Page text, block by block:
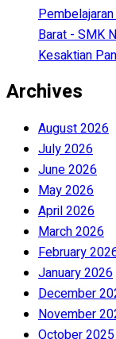
Barat - SMK
Kesaktian
Archives
August 2026
July 2026
June 2026
May 2026
April 2026
March 2026
February
January 2026
December
November
October 2025